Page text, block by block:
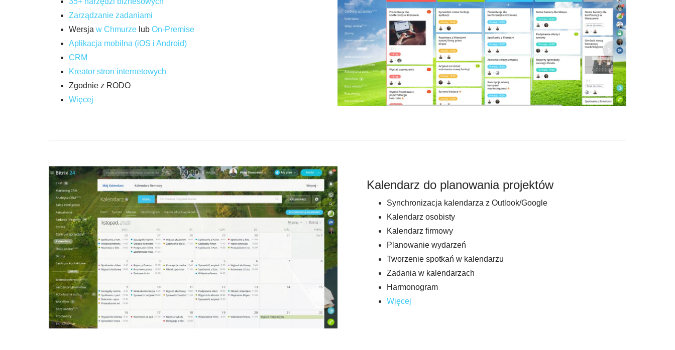
Zarządzanie zadaniami
Wersja w Chmurze lub On-Premise
Aplikacja mobilna (iOS i Android)
CRM
Kreator stron internetowych
Zgodnie z RODO
Więcej
Kalendarz do planowania projektów
Synchronizacja kalendarza z Outlook/Google
Kalendarz osobisty
Kalendarz firmowy
Planowanie wydarzeń
Tworzenie spotkań w kalendarzu
Zadania w kalendarzach
Harmonogram
Więcej